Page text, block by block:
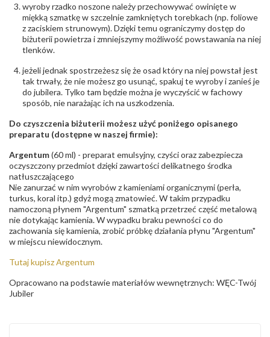
wyroby rzadko noszone należy przechowywać owinięte w
miękką szmatkę w szczelnie zamkniętych torebkach (np. foliowe
z zaciskiem strunowym). Dzięki temu ograniczymy dostęp do
biżuterii powietrza i zmniejszymy możliwość powstawania na niej
tlenków.
jeżeli jednak spostrzeżesz się że osad który na niej powstał jest
tak trwały, że nie możesz go usunąć, spakuj te wyroby i zanieś je
do jubilera. Tylko tam będzie można je wyczyścić w fachowy
sposób, nie narażając ich na uszkodzenia.
Do czyszczenia biżuterii możesz użyć poniżego opisanego
preparatu (dostępne w naszej firmie):
Argentum(60 ml) - preparat emulsyjny, czyści oraz zabezpiecza
oczyszczony przedmiot dzięki zawartości delikatnego środka
natłuszczającego
Nie zanurzać w nim wyrobów z kamieniami organicznymi (perła,
turkus, koral itp.) gdyż mogą zmatowieć. W takim przypadku
namoczoną płynem "Argentum" szmatką przetrzeć część metalową
nie dotykając kamienia. W wypadku braku pewności co do
zachowania się kamienia, zrobić próbkę działania płynu "Argentum"
w miejscu niewidocznym.
Tutaj kupisz Argentum
Opracowano na podstawie materiałów wewnętrznych: WĘC-Twój
Jubiler